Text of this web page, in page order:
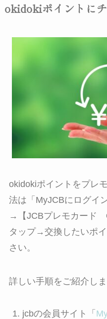
okidokiポイントに
okidokiポイントをプレ
法は「 MyJCBにログイ
→【JCBプレモカード
タップ→交換したいポ
さい。
詳しい手順をご紹介しま
jcbの会員サイト「